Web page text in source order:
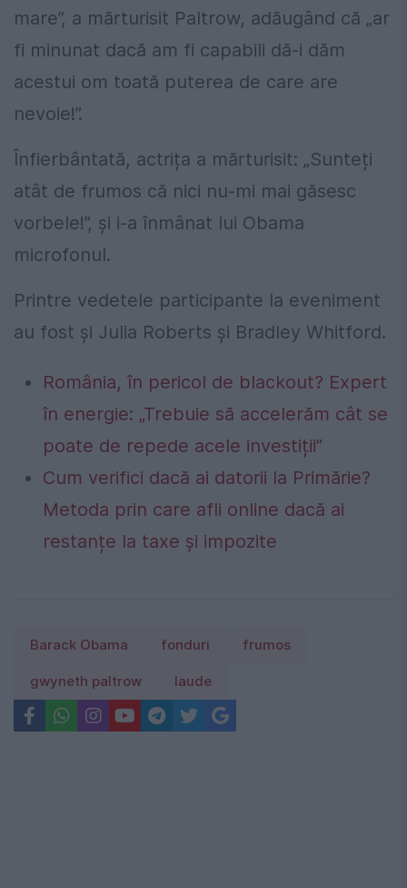
mare”, a mărturisit Paltrow, adăugând că „ar
fi minunat dacă am fi capabili dă-i dăm
acestui om toată puterea de care are
nevoie!”.
Înfierbântată, actrița a mărturisit: „Sunteți
atât de frumos că nici nu-mi mai găsesc
vorbele!”, și i-a înmânat lui Obama
microfonul.
Printre vedetele participante la eveniment
au fost și Julia Roberts și Bradley Whitford.
România, în pericol de blackout? Expert
în energie: „Trebuie să accelerăm cât se
poate de repede acele investiții”
Cum verifici dacă ai datorii la Primărie?
Metoda prin care afli online dacă ai
restanțe la taxe și impozite
Barack Obama fonduri frumos
gwyneth paltrow laude